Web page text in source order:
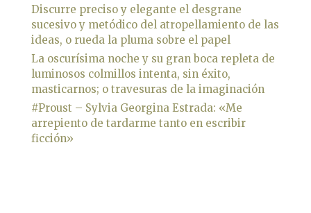
Discurre preciso y elegante el desgrane
sucesivo y metódico del atropellamiento de las
ideas, o rueda la pluma sobre el papel
La oscurísima noche y su gran boca repleta de
luminosos colmillos intenta, sin éxito,
masticarnos; o travesuras de la imaginación
#Proust – Sylvia Georgina Estrada: «Me
arrepiento de tardarme tanto en escribir
ficción»